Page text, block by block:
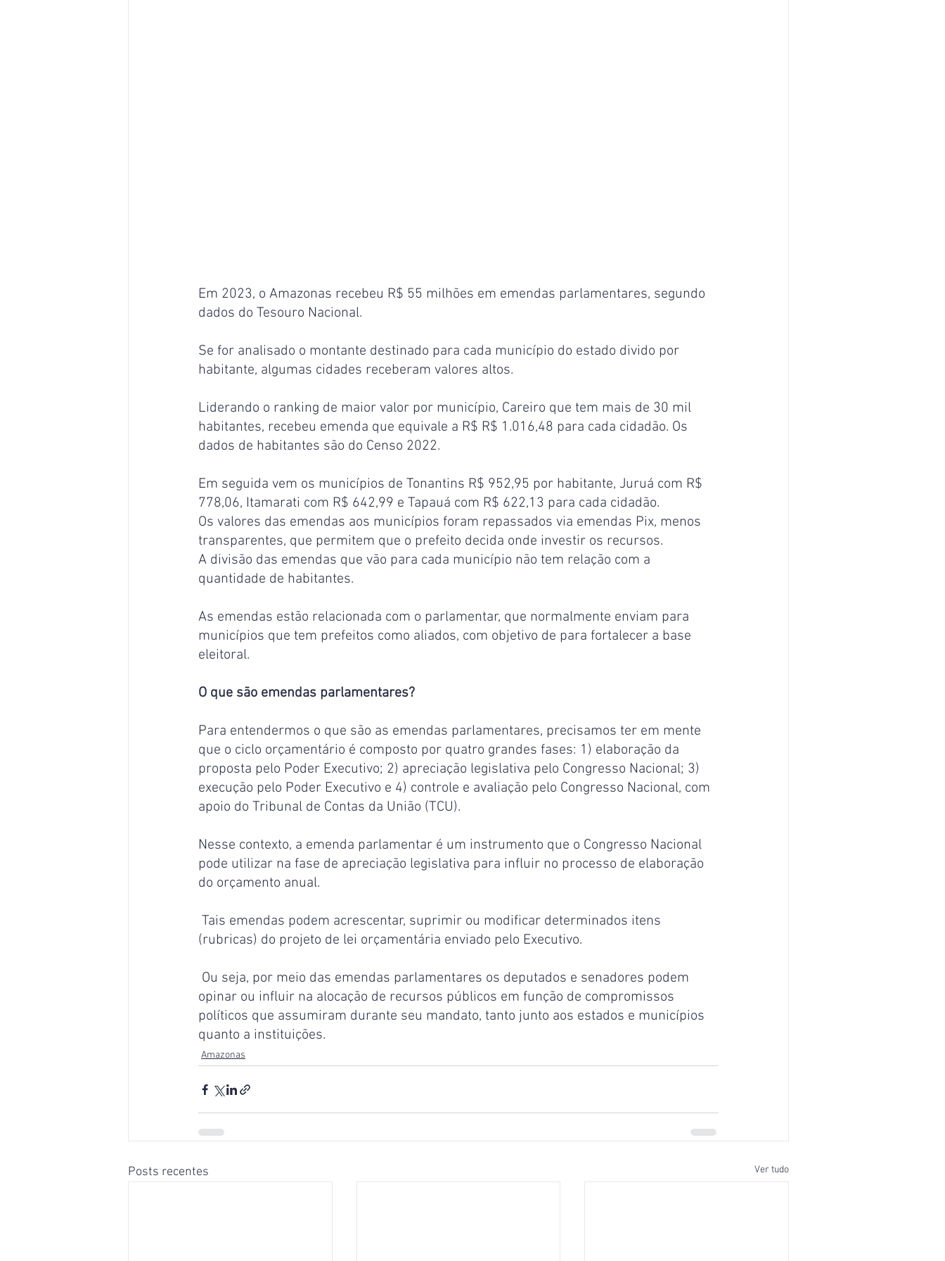
Em 2023, o Amazonas recebeu R$ 55 milhões em emendas parlamentares, segundo
dados do Tesouro Nacional.
Se for analisado o montante destinado para cada município do estado divido por
habitante, algumas cidades receberam valores altos.
Liderando o ranking de maior valor por município, Careiro que tem mais de 30 mil
habitantes, recebeu emenda que equivale a R$ R$ 1.016,48 para cada cidadão. Os
dados de habitantes são do Censo 2022.
Em seguida vem os municípios de Tonantins R$ 952,95 por habitante, Juruá com R$
778,06, Itamarati com R$ 642,99 e Tapauá com R$ 622,13 para cada cidadão.
Os valores das emendas aos municípios foram repassados via emendas Pix, menos
transparentes, que permitem que o prefeito decida onde investir os recursos.
A divisão das emendas que vão para cada município não tem relação com a
quantidade de habitantes.
As emendas estão relacionada com o parlamentar, que normalmente enviam para
municípios que tem prefeitos como aliados, com objetivo de para fortalecer a base
eleitoral.
O que são emendas parlamentares?
Para entendermos o que são as emendas parlamentares, precisamos ter em mente
que o ciclo orçamentário é composto por quatro grandes fases: 1) elaboração da
proposta pelo Poder Executivo; 2) apreciação legislativa pelo Congresso Nacional; 3)
execução pelo Poder Executivo e 4) controle e avaliação pelo Congresso Nacional, com
apoio do Tribunal de Contas da União (TCU).
Nesse contexto, a emenda parlamentar é um instrumento que o Congresso Nacional
pode utilizar na fase de apreciação legislativa para influir no processo de elaboração
do orçamento anual.
(rubricas) do projeto de lei orçamentária enviado pelo Executivo.
opinar ou influir na alocação de recursos públicos em função de compromissos
políticos que assumiram durante seu mandato, tanto junto aos estados e municípios
quanto a instituições.
Amazonas
Posts recentes Ver tudo